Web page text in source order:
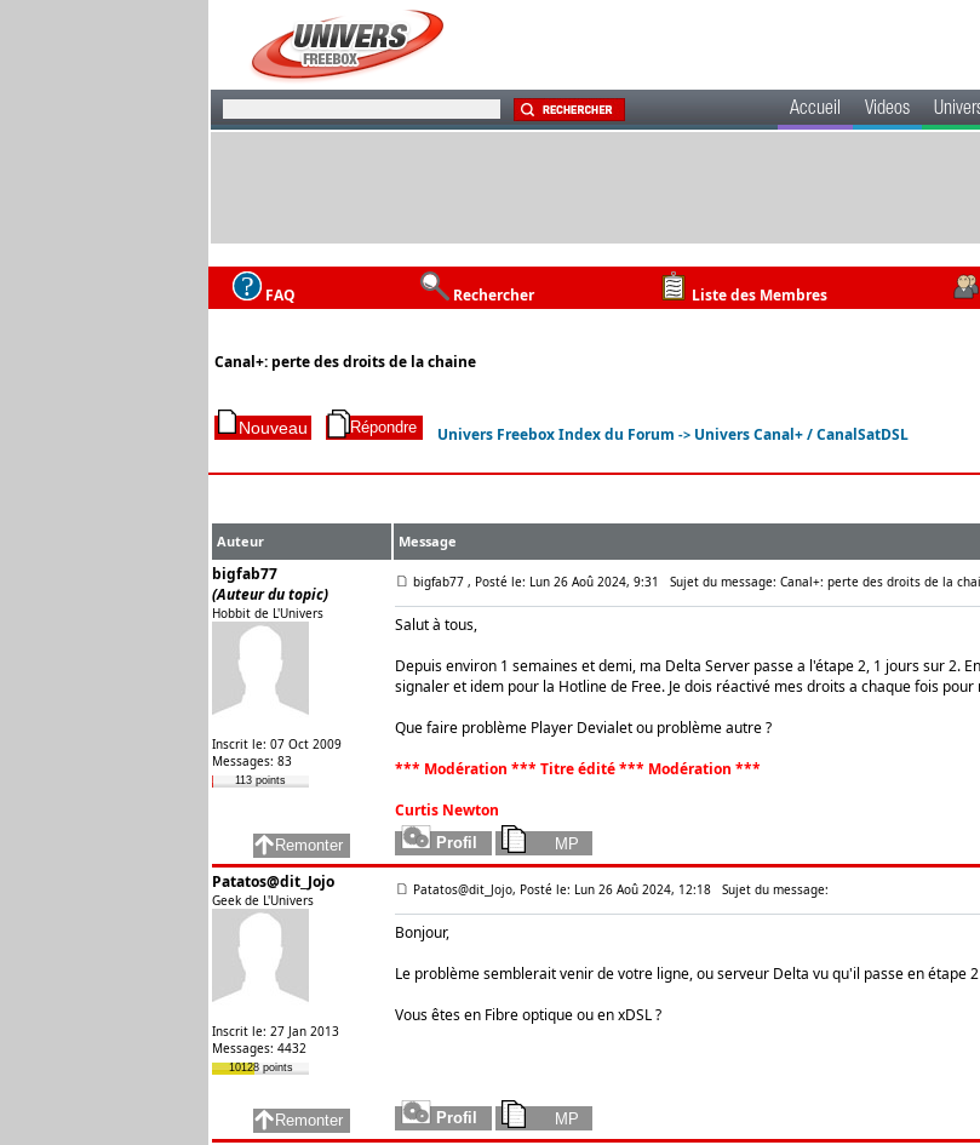
Accueil Videos
FAQ Rechercher Liste des Membres
Canal+: perte des droits de la chaine
Univers Freebox Index du Forum -> Univers Canal+ / CanalSatDSL
Auteur Message
bigfab77
(Auteur du topic)
Hobbit de L'Univers
Inscrit le: 07 Oct 2009
Messages: 83
113 points
bigfab77 , Posté le: Lun 26 Aoû 2024, 9:31 Sujet du message: Canal+: perte des droits de la
Salut à tous,
Depuis environ 1 semaines et demi, ma Delta Server passe a l'étape 2, 1 jours sur 2.
signaler et idem pour la Hotline de Free. Je dois réactivé mes droits a chaque fois
Que faire problème Player Devialet ou problème autre ?
*** Modération *** Titre édité *** Modération ***
Curtis Newton
Patatos@dit_Jojo
Geek de L'Univers
Inscrit le: 27 Jan 2013
Messages: 4432
10128 points
Patatos@dit_Jojo, Posté le: Lun 26 Aoû 2024, 12:18 Sujet du message:
Bonjour,
Le problème semblerait venir de votre ligne, ou serveur Delta vu qu'il passe en étape
Vous êtes en Fibre optique ou en xDSL ?